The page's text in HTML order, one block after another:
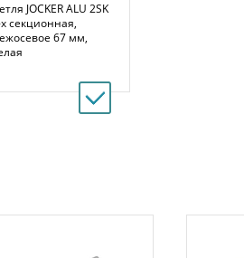
JOCKER ALU 2SK
секционная,
67 мм,